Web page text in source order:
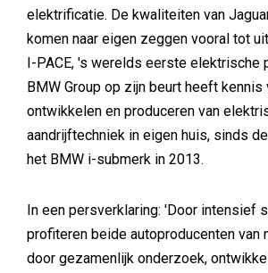
elektrificatie. De kwaliteiten van
komen naar eigen zeggen vooral tot
I-PACE, 's werelds eerste elektrische
BMW Group op zijn beurt heeft kennis
ontwikkelen en produceren van
aandrijftechniek in eigen huis, sinds
het BMW i-submerk in 2013.
In een persverklaring: 'Door intensief
profiteren beide autoproducenten van
door gezamenlijk onderzoek,